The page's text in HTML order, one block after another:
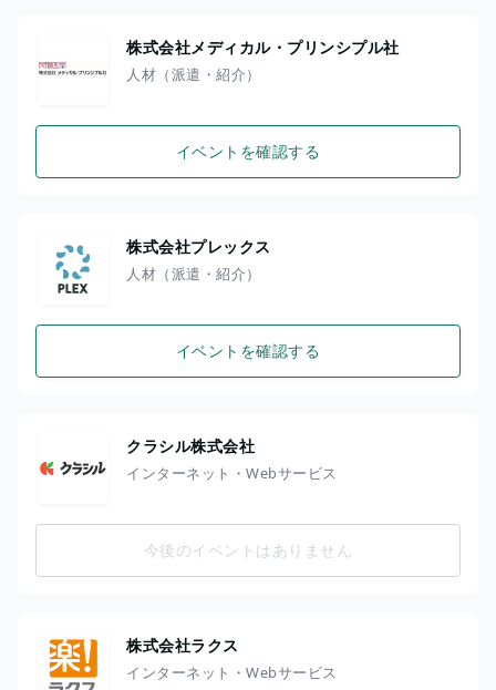
株式会社メディカル・プリンシプル社
人材（派遣・紹介）
イベントを確認する
株式会社プレックス
人材（派遣・紹介）
イベントを確認する
クラシル株式会社
インターネット・Webサービス
今後のイベントはありません
株式会社ラクス
インターネット・Webサービス